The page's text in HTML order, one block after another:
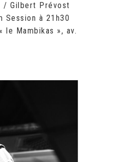
/ Gilbert Prévost
Session à 21h30
le Mambikas », av.